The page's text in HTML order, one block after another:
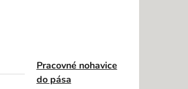
Pracovné nohavice
do pása